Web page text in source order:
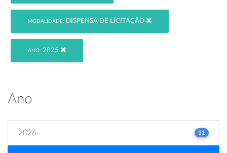
MODALIDADE: DISPENSA DE LICITAÇÃO
ANO: 2025
Ano
2026 11